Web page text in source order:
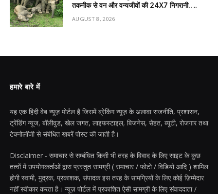
तकनीक से वन और वन्यजीवों की 24X7 निगरानी….
AUGUST 8, 2026
हमारे बारे में
यह एक हिंदी वेब न्यूज़ पोर्टल है जिसमें ब्रेकिंग न्यूज़ के अलावा राजनीति, प्रशासन,
ट्रेंडिंग न्यूज, बॉलीवुड, खेल जगत, लाइफस्टाइल, बिजनेस, सेहत, ब्यूटी, रोजगार तथा
टेक्नोलॉजी से संबंधित खबरें पोस्ट की जाती है।
Disclaimer - समाचार से सम्बंधित किसी भी तरह के विवाद के लिए साइट के कुछ
तत्वों में उपयोगकर्ताओं द्वारा प्रस्तुत सामग्री ( समाचार / फोटो / विडियो आदि ) शामिल
होगी स्वामी, मुद्रक, प्रकाशक, संपादक इस तरह के सामग्रियों के लिए कोई ज़िम्मेदार
नहीं स्वीकार करता है। न्यूज़ पोर्टल में प्रकाशित ऐसी सामग्री के लिए संवाददाता /